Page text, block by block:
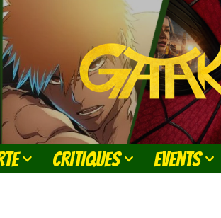
CRITIQUES EVENTS